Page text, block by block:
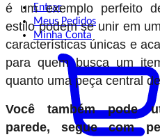
Entrar
MeusPedidos
Minha Conta
é um exemplo perfeito
estilo podem se unir em
características únicas e
para quem busca um
quanto uma peça central
Você também pode
parede, segue com